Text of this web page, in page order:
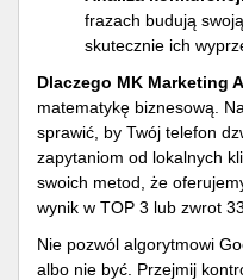
frazach budują
skutecznie ich
Dlaczego MK Marketing
matematykę biznesową.
sprawić, by Twój telefon
zapytaniom od lokalnych
swoich metod, że
wynik w TOP 3 lub zwrot
Nie pozwól algorytmowi
albo nie być. Przejmij